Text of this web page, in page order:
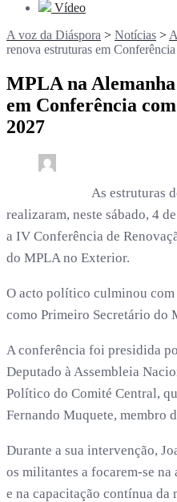
Vídeo
A voz da Diáspora > Notícias >
renova estruturas em
MPLA na
em Conferência
2027
As estruturas
realizaram, neste sábado, 4
a IV Conferência de
do MPLA no Exterior.
O acto político culminou com
como Primeiro Secretário do
A conferência foi presidida
Deputado à Assembleia
Político do Comité Central,
Fernando Muquete, membro
Durante a sua intervenção,
os militantes a focarem-se
e na capacitação contínua da